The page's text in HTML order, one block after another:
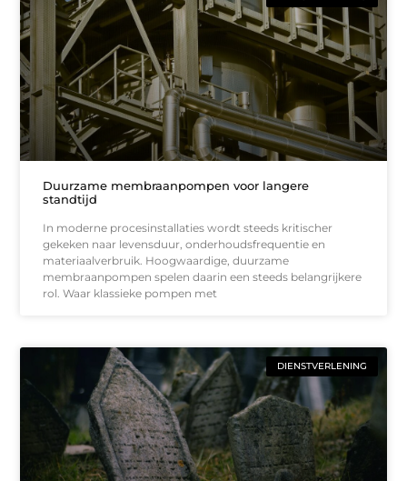
Duurzame membraanpompen voor langere
standtijd
In moderne procesinstallaties wordt steeds kritischer
gekeken naar levensduur, onderhoudsfrequentie en
materiaalverbruik. Hoogwaardige, duurzame
membraanpompen spelen daarin een steeds belangrijkere
rol. Waar klassieke pompen met
DIENSTVERLENING